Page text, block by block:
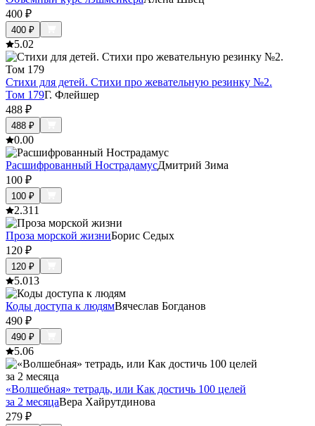
400 ₽
400 ₽
5.02
Стихи для детей. Стихи про жевательную резинку №2.
Том 179Г. Флейшер
488 ₽
488 ₽
0.00
Расшифрованный НострадамусДмитрий Зима
100 ₽
100 ₽
2.311
Проза морской жизниБорис Седых
120 ₽
120 ₽
5.013
Коды доступа к людямВячеслав Богданов
490 ₽
490 ₽
5.06
«Волшебная» тетрадь, или Как достичь 100 целей
за 2 месяцаВера Хайрутдинова
279 ₽